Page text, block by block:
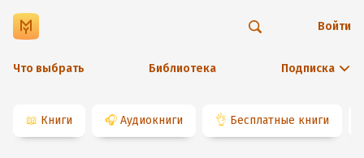
Что выбрать Библиотека Подписка
Войти
📖 Книги 🎧 Аудиокниги 👌 Бесплатные книги